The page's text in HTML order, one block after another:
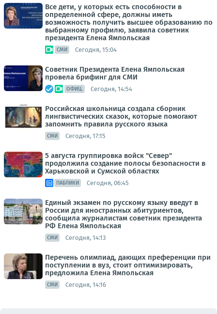
Все дети, у которых есть способности в
определенной сфере, должны иметь
возможность получить высшее образованию по
выбранному профилю, заявила советник
президента Елена Ямпольская
СМИ Сегодня, 15:04
Советник Президента Елена Ямпольская
провела брифинг для СМИ
ОФИЦ. Сегодня, 14:54
Российская школьница создала сборник
лингвистических сказок, которые помогают
запомнить правила русского языка
СМИ Сегодня, 17:15
5 августа группировка войск "Север"
продолжила создание полосы безопасности в
Харьковской и Сумской областях
ПАБЛИКИ Сегодня, 06:45
Единый экзамен по русскому языку введут в
России для иностранных абитуриентов,
сообщила журналистам советник президента
РФ Елена Ямпольская
СМИ Сегодня, 14:13
Перечень олимпиад, дающих преференции при
поступлении в вуз, стоит оптимизировать,
предложила Елена Ямпольская
СМИ Сегодня, 14:16